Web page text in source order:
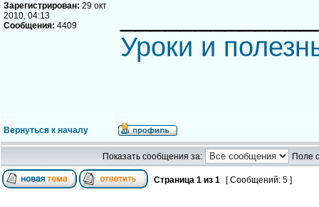
Зарегистрирован: 29 окт
2010, 04:13
Сообщения: 4409
Уроки и
Вернуться к началу
Показать сообщения за: Поле
Страница 1 из 1 [ Сообщений: 5 ]